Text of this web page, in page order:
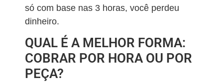
só com base nas 3 horas, você perdeu
dinheiro.
QUAL É A MELHOR FORMA:
COBRAR POR HORA OU POR
PEÇA?